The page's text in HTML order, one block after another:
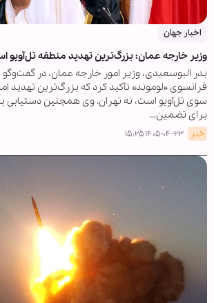
اخبار جهان
وزیر خارجه عمان: بزرگ‌ترین تهدید منطقه تل‌آویو
بدر البوسعیدی، وزیر امور خارجه عمان، در گفت‌وگو
فرانسوی «لوموند» تأکید کرد که بزرگ‌ترین تهدید
سوی تل‌آویو است، نه تهران. وی همچنین دستیابی به
برای تضمین…
خبر ۱۴۰۵-۰۴-۲۳ ۱۵:۲۵